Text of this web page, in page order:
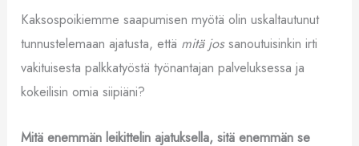
Kaksospoikiemme saapumisen myötä olin uskaltautunut
tunnustelemaan ajatusta, että mitä jossanoutuisinkin irti
vakituisesta palkkatyöstä työnantajan palveluksessa ja
kokeilisin omia siipiäni?
Mitä enemmän leikittelin ajatuksella, sitä enemmän se